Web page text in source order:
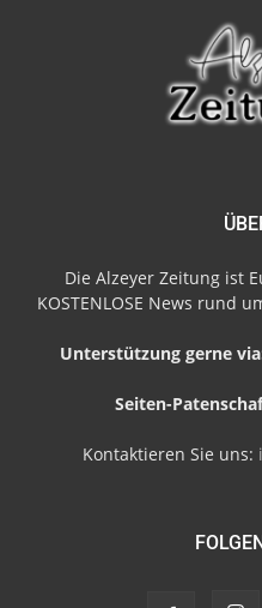
Die Alzeyer Zeitung ist
KOSTENLOSE News rund
Unterstützung gerne
Seiten-
Kontaktieren Sie uns: